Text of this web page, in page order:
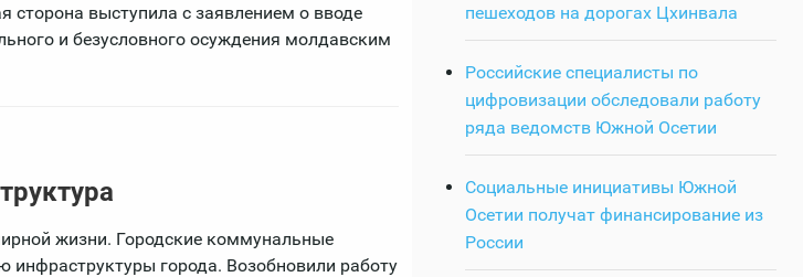
сторона выступила с заявлением о вводе
и безусловного осуждения молдавским
жизни. Городские коммунальные
города. Возобновили работу
пешеходов на дорогах Цхинвала
Российские специалисты по
цифровизации обследовали работу
ряда ведомств Южной Осетии
Социальные инициативы Южной
Осетии получат финансирование из
России